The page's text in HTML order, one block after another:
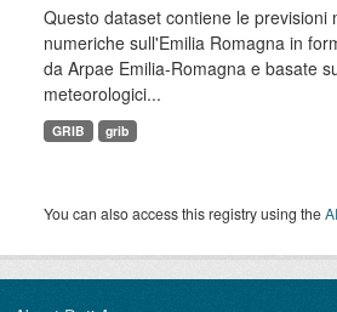
Questo dataset contiene le previsioni
numeriche sull'Emilia Romagna in
da Arpae Emilia-Romagna e basate
meteorologici...
GRIB grib
You can also access this registry using the